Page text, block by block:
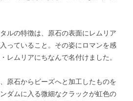
ルの特徴は、原石の表面にレムリア
っていること。その姿にロマンを感
レムリアにちなんで名付けました。
原石からビーズへと加工したものを
ダムに入る微細なクラックが虹色の